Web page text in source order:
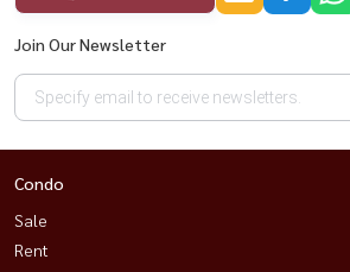
♡开车10分钟即可到达阿索克
♡开车5分钟即可到达Central Rama 3
♡ 7 分钟车程至 Terminal 21 Rama 3
♡开车5分钟即可到达国王学院国际学校
♡开车4分钟即可到达高速公路。
租金：80,000泰铢/月
Join Our Newsletter
Condo
Sale
Rent